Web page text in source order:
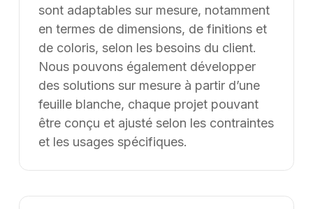
sont adaptables sur mesure, notamment
en termes de dimensions, de finitions et
de coloris, selon les besoins du client.
Nous pouvons également développer
des solutions sur mesure à partir d’une
feuille blanche, chaque projet pouvant
être conçu et ajusté selon les contraintes
et les usages spécifiques.